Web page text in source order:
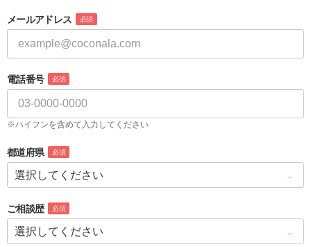
メールアドレス 必須
電話番号 必須
※ハイフンを含めて入力してください
都道府県 必須
ご相談歴 必須